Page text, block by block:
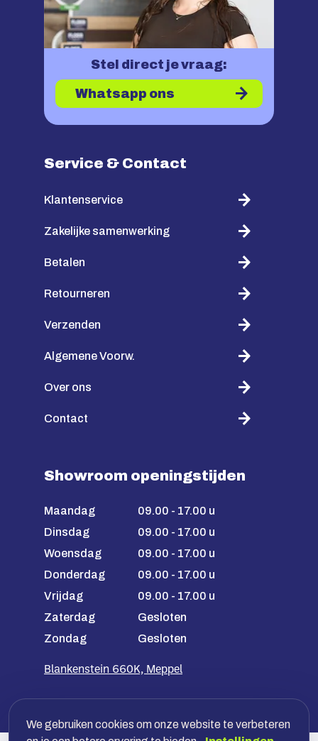
Stel direct je vraag:
Whatsapp ons
Service & Contact
Klantenservice
Zakelijke samenwerking
Betalen
Retourneren
Verzenden
Algemene Voorw.
Over ons
Contact
Showroom openingstijden
Maandag
09.00 - 17.00 u
Dinsdag
09.00 - 17.00 u
Woensdag
09.00 - 17.00 u
Donderdag
09.00 - 17.00 u
Vrijdag
09.00 - 17.00 u
Zaterdag
Gesloten
Zondag
Gesloten
Blankenstein 660K, Meppel
We gebruiken cookies om onze website te verbeteren